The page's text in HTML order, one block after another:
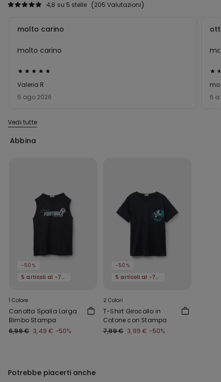
205 Valutazioni
4,8 su 5 stelle
Valutato
5
su
6 ago 2026
Valeria R
molto carino
molto carino
5
su
6
Vedi tutte
Abbina
-50%
5 articoli al -70%
1 Colore
Canotta Spalla Larga
Bimbo Stampa
6,99 € 3,49 € -50%
-50%
5 articoli al -70%
2 Colori
T-Shirt Girocollo in
Cotone con Stampa
7,99 € 3,99 € -50%
Potrebbe piacerti anche